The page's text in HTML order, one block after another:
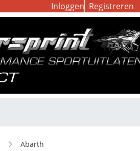
Inloggen Registreren
Abarth